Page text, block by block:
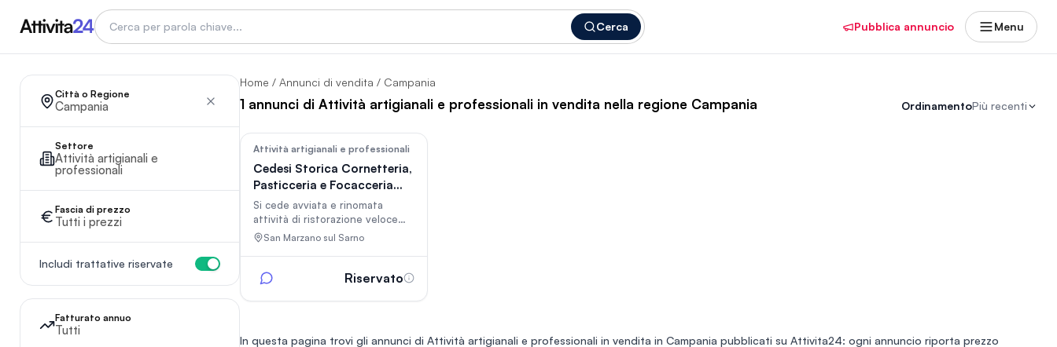
Cerca Pubblica annuncio Menu
Città o Regione
Campania
Settore
Attività artigianali e
professionali
Fascia di prezzo
Tutti i prezzi
Includi trattative riservate
Fatturato annuo
Tutti
Home / Annunci di vendita / Campania
1 annunci di Attività artigianali e professionali in vendita nella regione Campania OrdinamentoPiù recenti
20
Attività artigianali e professionali
Cedesi Storica Cornetteria,
Pasticceria e Focacceria
Nott
Si cede avviata e rinomata
attività di ristorazione veloce
dolce e salata con 12 anni di
un punto di riferimento assoluto
notturna, grazie a un format
San Marzano sul Sarno
Riservato
In questa pagina trovi gli annunci di Attività artigianali e professionali in vendita in Campania pubblicati su Attivita24: ogni annuncio riporta prezzo